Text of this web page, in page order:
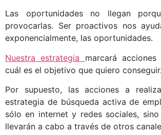
Las oportunidades no llegan
provocarlas. Ser proactivos nos
exponencialmente, las oportunidades.
Nuestra estrategia marcará
cuál es el objetivo que quiero conseguir.
Por supuesto, las acciones a
estrategia de búsqueda activa de
sólo en internet y redes sociales,
llevarán a cabo a través de otros